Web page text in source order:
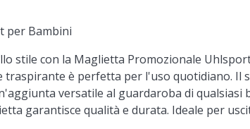
per Bambini
stile con la Maglietta Promozionale
traspirante è perfetta per l'uso quotidiano. Il
versatile al guardaroba di qualsiasi
garantisce qualità e durata. Ideale per